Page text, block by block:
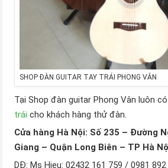
SHOP ĐÀN GUITAR TAY TRÁI PHONG VÂN
Tại Shop đàn guitar Phong Vân luôn
trái cho khách hàng thử đàn.
Cửa hàng Hà Nội: Số 235 – Đường
Giang – Quận Long Biên – TP Hà
DĐ: Ms Hieu: 02432 161 759 / 0981 892